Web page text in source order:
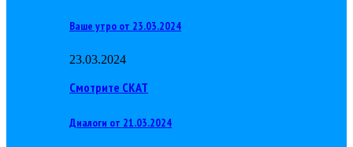
Ваше утро от 23.03.2024
23.03.2024
Смотрите СКАТ
Диалоги от 21.03.2024